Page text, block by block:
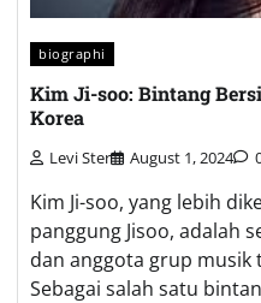
biographi
Kim Ji-soo: Bintang
Korea
Levi Ster August 1, 2024
Kim Ji-soo, yang lebih
panggung Jisoo, adalah
dan anggota grup musik
Sebagai salah satu